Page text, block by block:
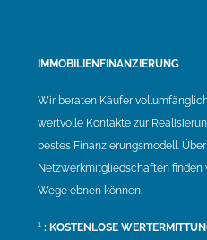
IMMOBILIENFINANZIERUNG
Wir beraten Käufer
wertvolle Kontakte zur
bestes Finanzierungsmodell.
Netzwerkmitgliedschaften finden
Wege ebnen können.
¹ : KOSTENLOSE